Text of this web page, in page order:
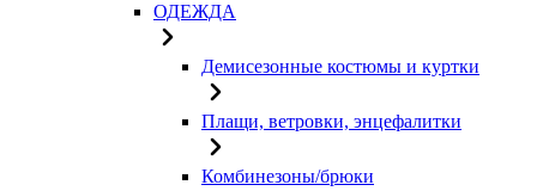
ОДЕЖДА
Демисезонные костюмы и куртки
Плащи, ветровки, энцефалитки
Комбинезоны/брюки